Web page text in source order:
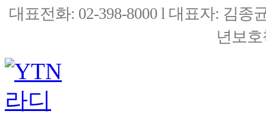
대표전화: 02-398-8000 l 대표자: 김종
년보